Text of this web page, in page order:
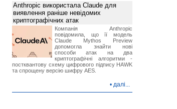
Anthropic використала Claude для
виявлення раніше невідомих
криптографічних атак
Компанія Anthropic
повідомила, що її модель
Claude Mythos Preview
допомогла знайти нові
способи атак на два
криптографічні алгоритми -
постквантову схему цифрового підпису HAWK
та спрощену версію шифру AES.
• далі...